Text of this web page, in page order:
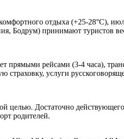
отдыха (+25-28°C),
Бодрум) принимают туристов
прямыми рейсами (3-4 часа),
услуги
целью. Достаточно
родителей.